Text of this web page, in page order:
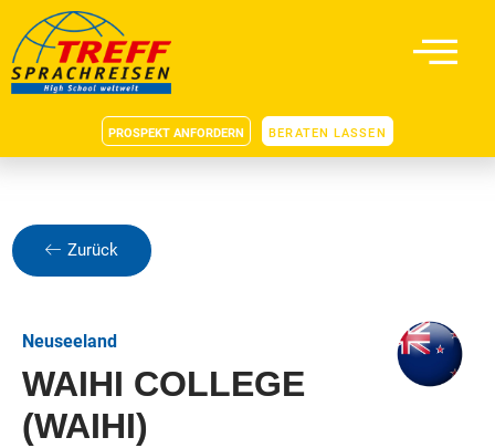
PROSPEKT ANFORDERN BERATEN LASSEN
Zurück
Neuseeland
WAIHI COLLEGE
(WAIHI)